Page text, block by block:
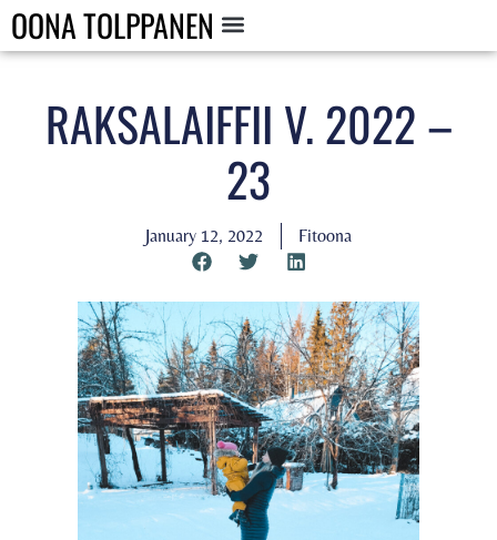
OONA TOLPPANEN
RAKSALAIFFII V. 2022 –
23
January 12, 2022 Fitoona